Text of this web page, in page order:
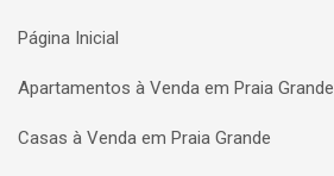
Página Inicial
Apartamentos à Venda em Praia Grande
Casas à Venda em Praia Grande